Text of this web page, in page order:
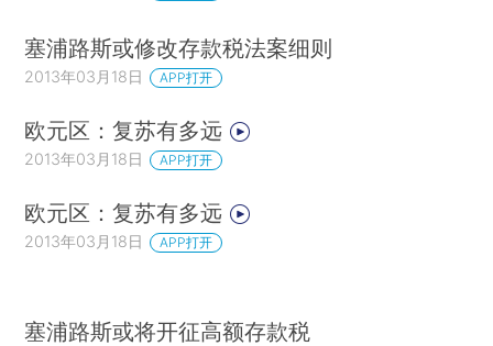
塞浦路斯或修改存款税法案细则
2013年03月18日 APP打开
欧元区：复苏有多远
2013年03月18日 APP打开
欧元区：复苏有多远
2013年03月18日 APP打开
塞浦路斯或将开征高额存款税